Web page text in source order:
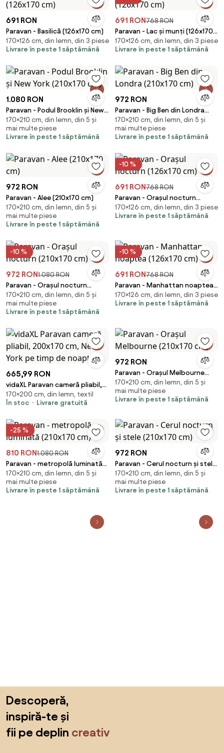
691 RON
Paravan - Basilică (126x170 cm)
170×126 cm, din lemn, din 3 piese
Livrare în peste 1 săptămână
691 RON768 RON
Paravan - Lac și munți (126x170
cm)
170×126 cm, din lemn, din 3 piese
Livrare în peste 1 săptămână
1.080 RON
Paravan - Podul Brooklin și New
York (210x170 cm)
170×210 cm, din lemn, din 5 și
mai multe piese
Livrare în peste 1 săptămână
972 RON
Paravan - Big Ben din Londra
(210x170 cm)
170×210 cm, din lemn, din 5 și
mai multe piese
Livrare în peste 1 săptămână
972 RON
Paravan - Alee (210x170 cm)
170×210 cm, din lemn, din 5 și
mai multe piese
Livrare în peste 1 săptămână
-10 %
691 RON768 RON
Paravan - Orașul nocturn
(126x170 cm)
170×126 cm, din lemn, din 3 piese
Livrare în peste 1 săptămână
-10 %
972 RON1.080 RON
Paravan - Orașul nocturn
(210x170 cm)
170×210 cm, din lemn, din 5 și
mai multe piese
Livrare în peste 1 săptămână
-10 %
691 RON768 RON
Paravan - Manhattan noaptea
(126x170 cm)
170×126 cm, din lemn, din 3 piese
Livrare în peste 1 săptămână
665,99 RON
vidaXL Paravan cameră pliabil,
200x170 cm, New York pe timp
de noapte
170×200 cm, din lemn, textil
În stoc
Livrare gratuită
972 RON
Paravan - Orașul Melbourne
(210x170 cm)
170×210 cm, din lemn, din 5 și
mai multe piese
Livrare în peste 1 săptămână
-25 %
810 RON1.080 RON
Paravan - metropolă luminată
(210x170 cm)
170×210 cm, din lemn, din 5 și
mai multe piese
Livrare în peste 1 săptămână
972 RON
Paravan - Cerul nocturn și stele
(210x170 cm)
170×210 cm, din lemn, din 5 și
mai multe piese
Livrare în peste 1 săptămână
Descoperă,
inspiră-te și
fii pe deplin creativ